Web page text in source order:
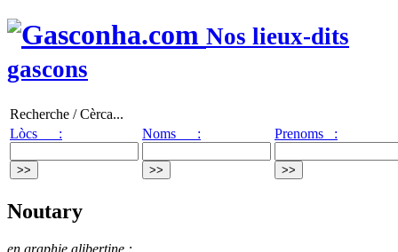
Nos lieux-dits
gascons
Recherche / Cèrca...
Lòcs :
Noms : Prenoms :
Noutary
en graphie alibertine :